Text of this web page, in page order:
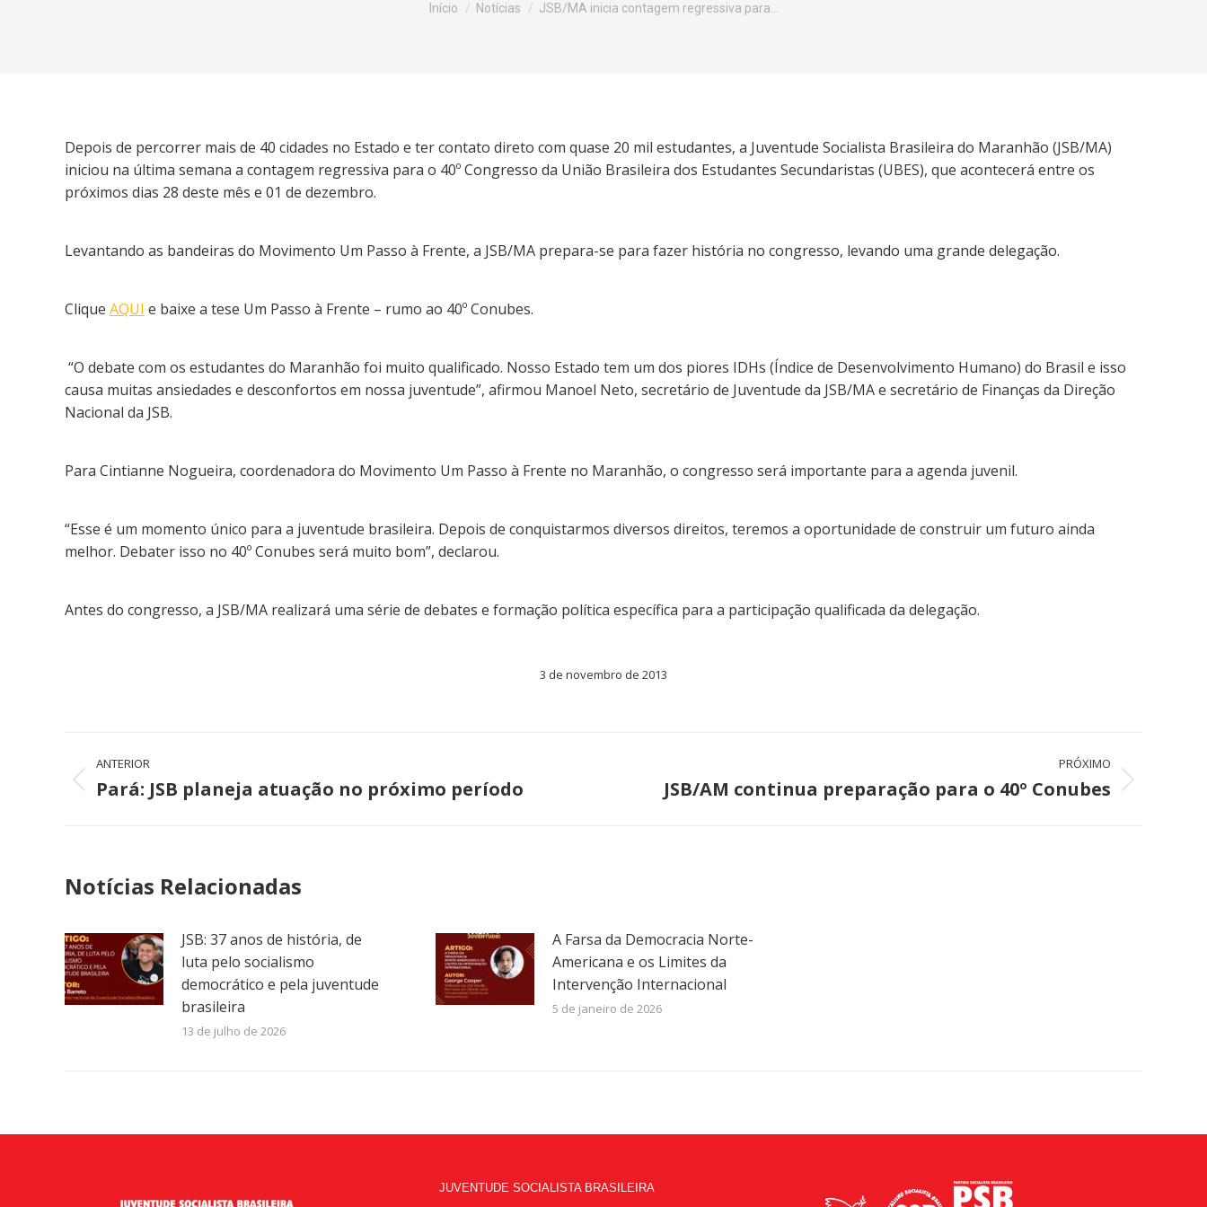
Início Notícias JSB/MA inicia contagem regressiva para…
Depois de percorrer mais de 40 cidades no Estado e ter contato direto com quase 20 mil estudantes, a Juventude Socialista Brasileira do Maranhão (JSB/MA)
iniciou na última semana a contagem regressiva para o 40º Congresso da União Brasileira dos Estudantes Secundaristas (UBES), que acontecerá entre os
próximos dias 28 deste mês e 01 de dezembro.
Levantando as bandeiras do Movimento Um Passo à Frente, a JSB/MA prepara-se para fazer história no congresso, levando uma grande delegação.
Clique AQUI e baixe a tese Um Passo à Frente – rumo ao 40º Conubes.
“O debate com os estudantes do Maranhão foi muito qualificado. Nosso Estado tem um dos piores IDHs (Índice de Desenvolvimento Humano) do Brasil e isso
causa muitas ansiedades e desconfortos em nossa juventude”, afirmou Manoel Neto, secretário de Juventude da JSB/MA e secretário de Finanças da Direção
Nacional da JSB.
Para Cintianne Nogueira, coordenadora do Movimento Um Passo à Frente no Maranhão, o congresso será importante para a agenda juvenil.
“Esse é um momento único para a juventude brasileira. Depois de conquistarmos diversos direitos, teremos a oportunidade de construir um futuro ainda
melhor. Debater isso no 40º Conubes será muito bom”, declarou.
Antes do congresso, a JSB/MA realizará uma série de debates e formação política específica para a participação qualificada da delegação.
3 de novembro de 2013
Navegação
de
ANTERIOR
Post
Pará: JSB planeja atuação no próximo período
PRÓXIMO
PróximoJSB/AM continua preparação para o 40º Conubes
Notícias Relacionadas
JSB: 37 anos de história, de
luta pelo socialismo
democrático e pela juventude
brasileira
13 de julho de 2026
A Farsa da Democracia Norte-
Americana e os Limites da
Intervenção Internacional
5 de janeiro de 2026
JUVENTUDE SOCIALISTA BRASILEIRA